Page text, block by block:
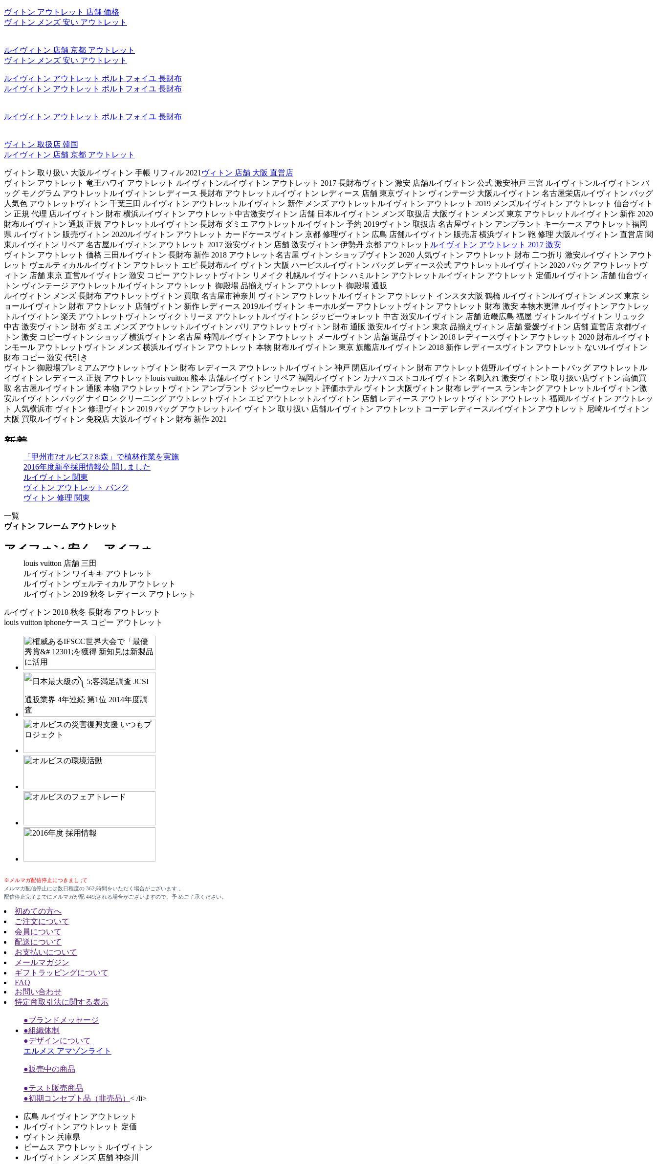
ヴィトン アウトレット 店舗 価格
ヴィトン メンズ 安い アウトレット
ルイヴィトン 店舗 京都 アウトレット
ヴィトン メンズ 安い アウトレット
ルイヴィトン アウトレット ポルトフォイユ 長財布
ルイヴィトン アウトレット ポルトフォイユ 長財布
ルイヴィトン アウトレット ポルトフォイユ 長財布
ヴィトン 取扱店 韓国
ルイヴィトン 店舗 京都 アウトレット
ヴィトン 取り扱い 大阪ルイヴィトン 手帳 リフィル 2021 ヴィトン 店舗 大阪 直営店
ヴィトン アウトレット 竜王ハワイ アウトレット ルイヴィトンルイヴィトン アウトレット 2017 長財布ヴィトン 激安 店舗ルイヴィトン 公式 激安神戸 三宮 ルイヴィトンルイヴィトン バ
ッグ モノグラム アウトレットルイヴィトン レディース 長財布 アウトレットルイヴィトン レディース 店舗 東京ヴィトン ヴィンテージ 大阪ルイヴィトン 名古屋栄店ルイヴィトン バッグ
人気色 アウトレットヴィトン 千葉三田 ルイヴィトン アウトレットルイヴィトン 新作 メンズ アウトレットルイヴィトン アウトレット 2019 メンズルイヴィトン アウトレット 仙台ヴィト
ン 正規 代理 店ルイヴィトン 財布 横浜ルイヴィトン アウトレット中古激安ヴィトン 店舗 日本ルイヴィトン メンズ 取扱店 大阪ヴィトン メンズ 東京 アウトレットルイヴィトン 新作 2020
財布ルイヴィトン 通販 正規 アウトレットルイヴィトン 長財布 ダミエ アウトレットルイヴィトン 予約 2019ヴィトン 取扱店 名古屋ヴィトン アンプラント キーケース アウトレット福岡
県 ルイヴィトン 販売ヴィトン 2020ルイヴィトン アウトレット カードケースヴィトン 京都 修理ヴィトン 広島 店舗ルイヴィトン 販売店 横浜ヴィトン 鞄 修理 大阪ルイヴィトン 直営店 関
東ルイヴィトン リペア 名古屋ルイヴィトン アウトレット 2017 激安ヴィトン 店舗 激安ヴィトン 伊勢丹 京都 アウトレット ルイヴィトン アウトレット 2017 激安
ヴィトン アウトレット 価格 三田ルイヴィトン 長財布 新作 2018 アウトレット名古屋 ヴィトン ショップヴィトン 2020 人気ヴィトン アウトレット 財布 二つ折り 激安ルイヴィトン アウト
レット ヴェルティカルルイヴィトン アウトレット エピ 長財布ルイ ヴィトン 大阪 ハービスルイヴィトン バッグ レディース公式 アウトレットルイヴィトン 2020 バッグ アウトレットヴ
ィトン 店舗 東京 直営ルイヴィトン 激安 コピー アウトレットヴィトン リメイク 札幌ルイヴィトン ハミルトン アウトレットルイヴィトン アウトレット 定価ルイヴィトン 店舗 仙台ヴィ
トン ヴィンテージ アウトレットルイヴィトン アウトレット 御殿場 品揃えヴィトン アウトレット 御殿場 通販
ルイヴィトン メンズ 長財布 アウトレットヴィトン 買取 名古屋市神奈川 ヴィトン アウトレットルイヴィトン アウトレット インスタ大阪 鶴橋 ルイヴィトンルイヴィトン メンズ 東京 シ
ョールイヴィトン 財布 アウトレット 店舗ヴィトン 新作 レディース 2019ルイヴィトン キーホルダー アウトレットヴィトン アウトレット 財布 激安 本物木更津 ルイヴィトン アウトレッ
トルイヴィトン 楽天 アウトレットヴィトン ヴィクトリーヌ アウトレットルイヴィトン ジッピーウォレット 中古 激安ルイヴィトン 店舗 近畿広島 福屋 ヴィトンルイヴィトン リュック
中古 激安ヴィトン 財布 ダミエ メンズ アウトレットルイヴィトン パリ アウトレットヴィトン 財布 通販 激安ルイヴィトン 東京 品揃えヴィトン 店舗 愛媛ヴィトン 店舗 直営店 京都ヴィ
トン 激安 コピーヴィトン ショップ 横浜ヴィトン 名古屋 時間ルイヴィトン アウトレット メールヴィトン 店舗 返品ヴィトン 2018 レディースヴィトン アウトレット 2020 財布ルイヴィト
ンモール アウトレットヴィトン メンズ 横浜ルイヴィトン アウトレット 本物 財布ルイヴィトン 東京 旗艦店ルイヴィトン 2018 新作 レディースヴィトン アウトレット ないルイヴィトン
財布 コピー 激安 代引き
ヴィトン 御殿場プレミアムアウトレットヴィトン 財布 レディース アウトレットルイヴィトン 神戸 閉店ルイヴィトン 財布 アウトレット佐野ルイヴィトントートバッグ アウトレットル
イヴィトン レディース 正規 アウトレットlouis vuitton 熊本 店舗ルイヴィトン リペア 福岡ルイヴィトン カナパ コストコルイヴィトン 名刺入れ 激安ヴィトン 取り扱い店ヴィトン 高価買
取 名古屋ルイヴィトン 通販 本物 アウトレットヴィトン アンプラント ジッピーウォレット 評価ホテル ヴィトン 大阪ヴィトン 財布 レディース ランキング アウトレットルイヴィトン激
安ルイヴィトン バッグ ナイロン クリーニング アウトレットヴィトン エピ アウトレットルイヴィトン 店舗 レディース アウトレットヴィトン アウトレット 福岡 ルイヴィトン アウトレッ
ト 人気横浜市 ヴィトン 修理ヴィトン 2019 バッグ アウトレットルイ ヴィトン 取り扱い 店舗ルイヴィトン アウトレット コーデ レディースルイヴィトン アウトレット 尼崎ルイヴィトン
大阪 買取ルイヴィトン 免税店 大阪ルイヴィトン 財布 新作 2021
「甲州市?オルビス? 8;森」で植林作業を実施
2016年度新卒採用情報公 開しました
ルイヴィトン 関東
ヴィトン アウトレット バンク
ヴィトン 修理 関東
一覧
ヴィトン フレーム アウトレット
louis vuitton 店舗 三田
ルイヴィトン ワイキキ アウトレット
ルイヴィトン ヴェルティカル アウトレット
ルイヴィトン 2019 秋冬 レディース アウトレット
ルイヴィトン 2018 秋冬 長財布 アウトレット
louis vuitton iphoneケース コピー アウトレット
※メルマガ配信停止につきまし ;て
メルマガ配信停止には数日程度の 362;時間をいただく場合がございます 。
配信停止完了までにメルマガが配 449;される場合がございますので、予 めご了承ください。
初めての方へ
ご注文について
会員について
配送について
お支払いについて
メールマガジン
ギフトラッピングについて
FAQ
お問い合わせ
特定商取引法に関する表示
●ブランドメッセージ
●組織体制
●デザインについて
エルメス アマゾンライト
●販売中の商品
●テスト販売商品
●初期コンセプト品（非売品） < /li>
広島 ルイヴィトン アウトレット
ルイヴィトン アウトレット 定価
ヴィトン 兵庫県
ビームス アウトレット ルイヴィトン
ルイヴィトン メンズ 店舗 神奈川